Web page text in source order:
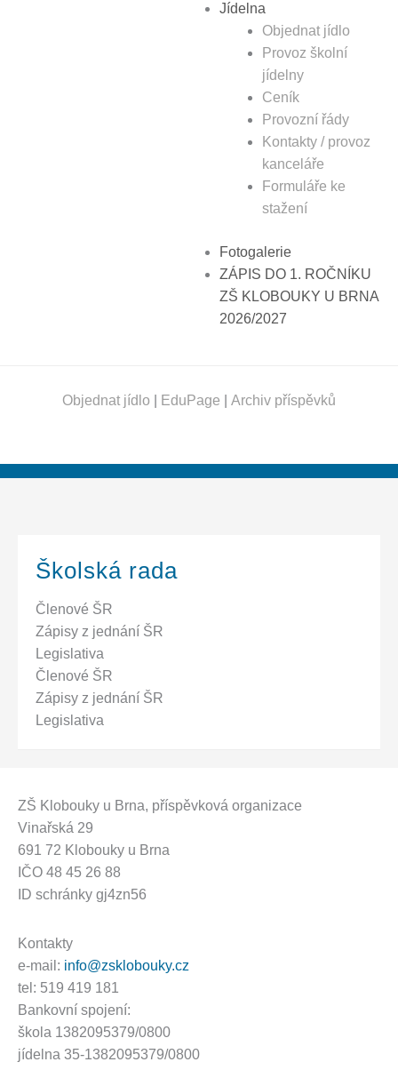
Jídelna
Objednat jídlo
Provoz školní
jídelny
Ceník
Provozní řády
Kontakty / provoz
kanceláře
Formuláře ke
stažení
Fotogalerie
ZÁPIS DO 1. ROČNÍKU
ZŠ KLOBOUKY U BRNA
2026/2027
Objednat jídlo EduPage Archiv příspěvků
Školská rada
Členové ŠR
Zápisy z jednání ŠR
Legislativa
Členové ŠR
Zápisy z jednání ŠR
Legislativa
ZŠ Klobouky u Brna, příspěvková organizace
Vinařská 29
691 72 Klobouky u Brna
IČO 48 45 26 88
ID schránky gj4zn56
Kontakty
e-mail: info@zsklobouky.cz
tel: 519 419 181
Bankovní spojení:
škola 1382095379/0800
jídelna 35-1382095379/0800